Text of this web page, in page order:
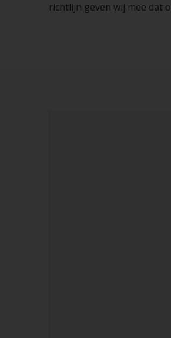
richtlijn geven wij mee dat